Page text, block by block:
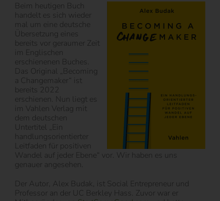
Beim heutigen Buch
handelt es sich wieder
mal um eine deutsche
Übersetzung eines
bereits vor geraumer Zeit
im Englischen
erschienenen Buches.
Das Original „Becoming
a Changemaker“ ist
bereits 2022
erschienen. Nun liegt es
im Vahlen Verlag mit
dem deutschen
Untertitel „Ein
handlungsorientierter
Leitfaden für positiven
Wandel auf jeder Ebene“ vor. Wir haben es uns
genauer angesehen.
Der Autor, Alex Budak, ist Social Entrepreneur und
Professor an der UC Berkley Hass. Zuvor war er